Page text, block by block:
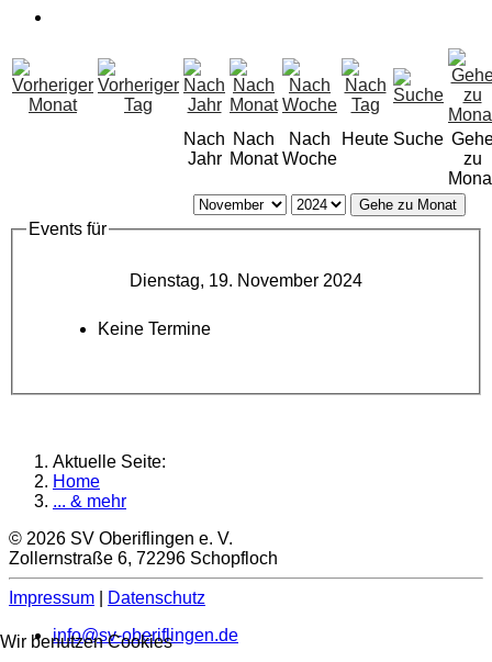
Nach
Jahr
Nach
Monat
Nach
Woche
Heute Suche
zu
Gehe zu Monat
Events für
Dienstag, 19. November 2024
Keine Termine
Aktuelle Seite:
Home
... & mehr
© 2026 SV Oberiflingen e. V.
Zollernstraße 6, 72296 Schopfloch
Impressum
Datenschutz
info@sv-oberiflingen.de
Wir benutzen Cookies